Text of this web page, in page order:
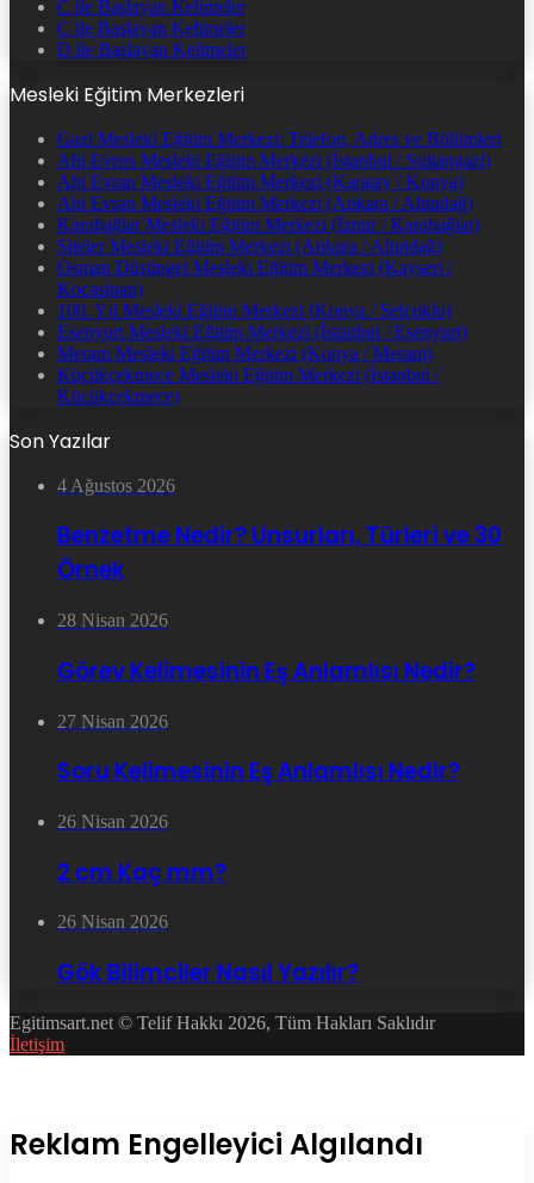
C ile Başlayan Kelimeler
Ç ile Başlayan Kelimeler
D ile Başlayan Kelimeler
Mesleki Eğitim Merkezleri
Gazi Mesleki Eğitim Merkezi: Telefon, Adres ve Bölümleri
Ahi Evren Mesleki Eğitim Merkezi (İstanbul / Sultangazi)
Ahi Evran Mesleki Eğitim Merkezi (Karatay / Konya)
Ahi Evran Mesleki Eğitim Merkezi (Ankara / Altındağ)
Karabağlar Mesleki Eğitim Merkezi (İzmir / Karabağlar)
Siteler Mesleki Eğitim Merkezi (Ankara / Altındağ)
Osman Düşüngel Mesleki Eğitim Merkezi (Kayseri /
Kocasinan)
100. Yıl Mesleki Eğitim Merkezi (Konya / Selçuklu)
Esenyurt Mesleki Eğitim Merkezi (İstanbul / Esenyurt)
Meram Mesleki Eğitim Merkezi (Konya / Meram)
Küçükçekmece Mesleki Eğitim Merkezi (İstanbul /
Küçükçekmece)
Son Yazılar
4 Ağustos 2026
Benzetme Nedir? Unsurları, Türleri ve 30
Örnek
28 Nisan 2026
Görev Kelimesinin Eş Anlamlısı Nedir?
27 Nisan 2026
Soru Kelimesinin Eş Anlamlısı Nedir?
26 Nisan 2026
2 cm Kaç mm?
26 Nisan 2026
Gök Bilimciler Nasıl Yazılır?
Egitimsart.net © Telif Hakkı 2026, Tüm Hakları Saklıdır
İletişim
Kapalı
Reklam Engelleyici Algılandı